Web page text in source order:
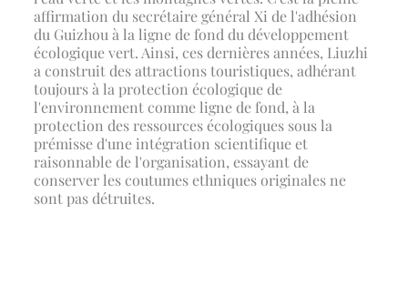
affirmation du secrétaire général Xi de l'adhésion
du Guizhou à la ligne de fond du développement
écologique vert. Ainsi, ces dernières années, Liuzhi
a construit des attractions touristiques, adhérant
toujours à la protection écologique de
l'environnement comme ligne de fond, à la
protection des ressources écologiques sous la
prémisse d'une intégration scientifique et
raisonnable de l'organisation, essayant de
conserver les coutumes ethniques originales ne
sont pas détruites.